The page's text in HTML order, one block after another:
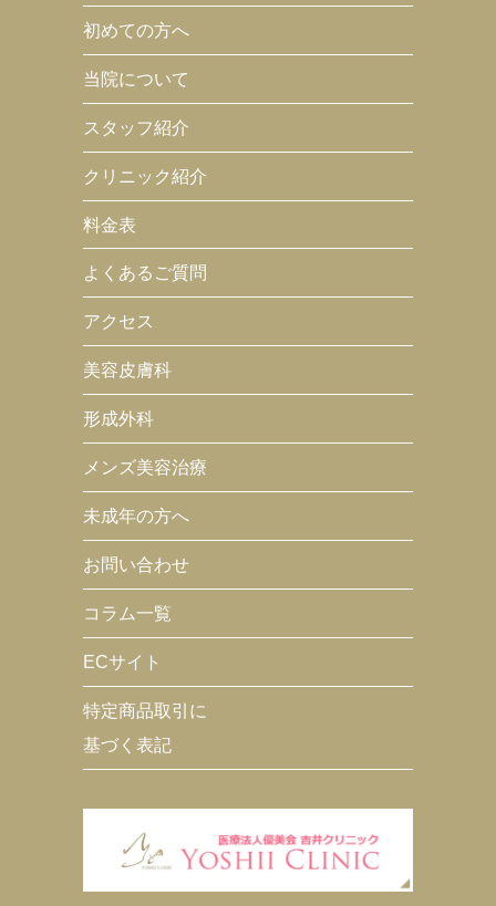
初めての方へ
当院について
スタッフ紹介
クリニック紹介
料金表
よくあるご質問
アクセス
美容皮膚科
形成外科
メンズ美容治療
未成年の方へ
お問い合わせ
コラム一覧
ECサイト
特定商品取引に
基づく表記